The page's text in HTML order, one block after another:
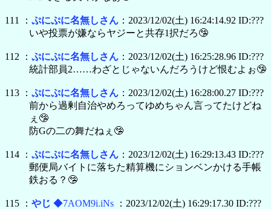
111 ： ぷにぷに名無しさん ：2023/12/02(土) 16:24:14.92 ID:???
いや投票が嫌ならヤジーと共存1択だろ🤥
112 ： ぷにぷに名無しさん ：2023/12/02(土) 16:25:28.96 ID:???
統計部員2……わざとじゃないんだろうけど恨むよぉ🤥
113 ： ぷにぷに名無しさん ：2023/12/02(土) 16:28:00.27 ID:???
前から過剰自治やめろってゆめちゃん言ってたけどね
ぇ🤥
防Gの二の舞だねぇ🤥
114 ： ぷにぷに名無しさん ：2023/12/02(土) 16:29:13.43 ID:???
郵便局バイトに落ちた精算機にションベンかける手帳
鉄おる？🤥
115 ： やじ ◆7AOM9i.iNs
：2023/12/02(土) 16:29:17.30 ID:???